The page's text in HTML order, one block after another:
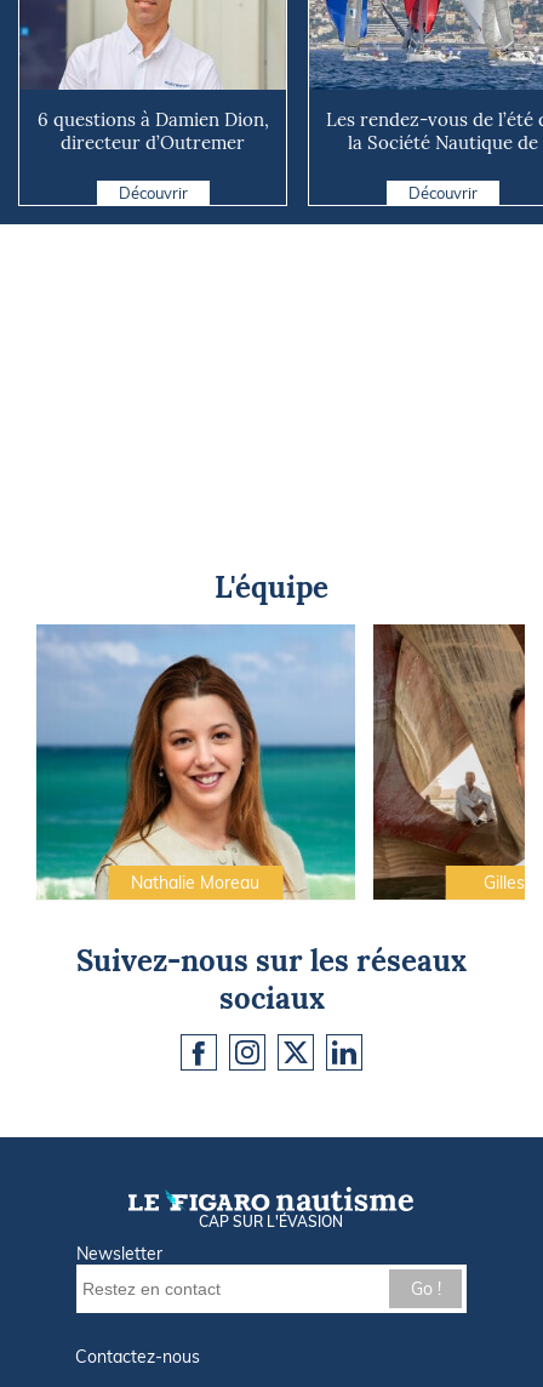
6 questions à Damien Dion,
directeur d’Outremer
Découvrir
Les rendez-vous de l’été
la Société Nautique de
Découvrir
L'équipe
Nathalie Moreau Gilles
Suivez-nous sur les réseaux
sociaux
CAP SUR L'ÉVASION
Newsletter
Go !
Contactez-nous